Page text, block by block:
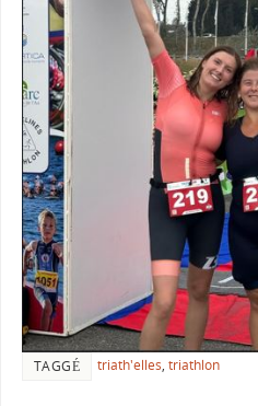
TAGGÉ triath'elles,triathlon